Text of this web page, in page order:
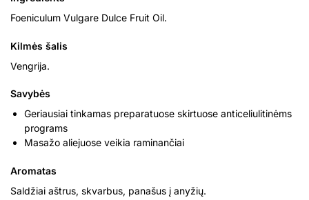
Foeniculum Vulgare Dulce Fruit Oil.
Kilmės šalis
Vengrija.
Savybės
Geriausiai tinkamas preparatuose skirtuose anticeliulitinėms
programs
Masažo aliejuose veikia raminančiai
Aromatas
Saldžiai aštrus, skvarbus, panašus į anyžių.